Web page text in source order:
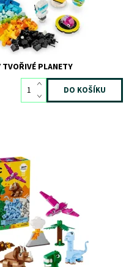
PLANETY
v dobách dávno minulých
3